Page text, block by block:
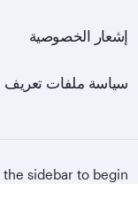
إشعار الخصوصية
سياسة ملفات تعريف
sidebar to begin